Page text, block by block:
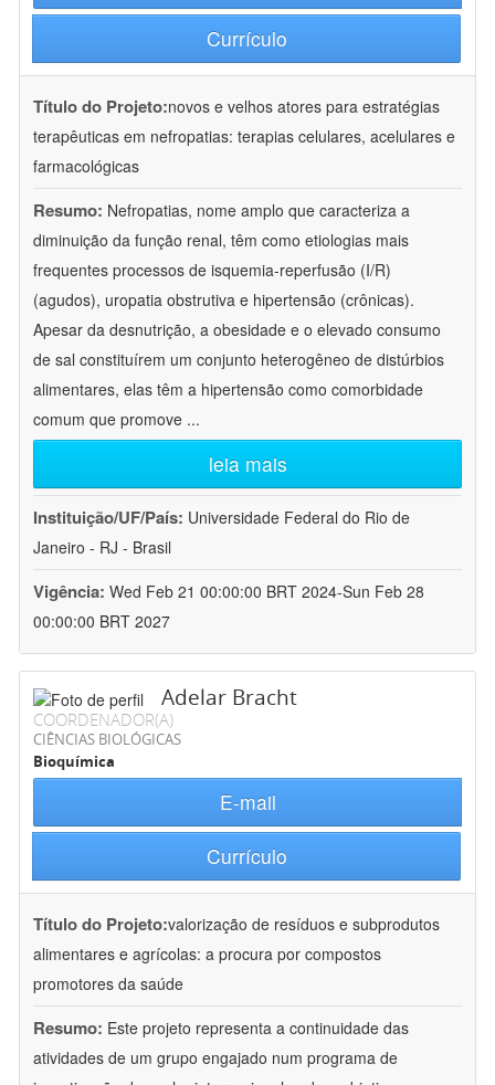
Currículo
Título do Projeto:novos e velhos atores para estratégias
terapêuticas em nefropatias: terapias celulares, acelulares e
farmacológicas
Resumo: Nefropatias, nome amplo que caracteriza a
diminuição da função renal, têm como etiologias mais
frequentes processos de isquemia-reperfusão (I/R)
(agudos), uropatia obstrutiva e hipertensão (crônicas).
Apesar da desnutrição, a obesidade e o elevado consumo
de sal constituírem um conjunto heterogêneo de distúrbios
alimentares, elas têm a hipertensão como comorbidade
comum que promove ...
leia mais
Instituição/UF/País: Universidade Federal do Rio de
Janeiro - RJ - Brasil
Vigência: Wed Feb 21 00:00:00 BRT 2024-Sun Feb 28
00:00:00 BRT 2027
Adelar Bracht
COORDENADOR(A)
CIÊNCIAS BIOLÓGICAS
Bioquímica
E-mail
Currículo
Título do Projeto:valorização de resíduos e subprodutos
alimentares e agrícolas: a procura por compostos
promotores da saúde
Resumo: Este projeto representa a continuidade das
atividades de um grupo engajado num programa de